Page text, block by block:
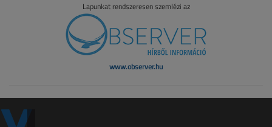
Lapunkat rendszeresen szemlézi az
www.observer.hu